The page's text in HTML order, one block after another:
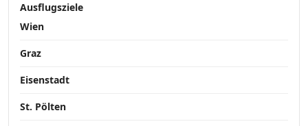
Ausflugsziele
Wien
Graz
Eisenstadt
St. Pölten